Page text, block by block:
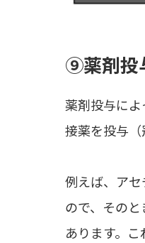
⑨薬剤投
薬剤投与に
接薬を投与（
例えば、ア
ので、その
あります。